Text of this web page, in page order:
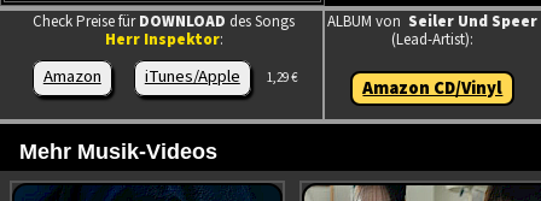
Check Preise fürDOWNLOAD des Songs
Herr Inspektor:
Amazon iTunes/Apple 1,29 €
ALBUM von Seiler Und Speer
(Lead-Artist):
Amazon CD/Vinyl
Mehr Musik-Videos